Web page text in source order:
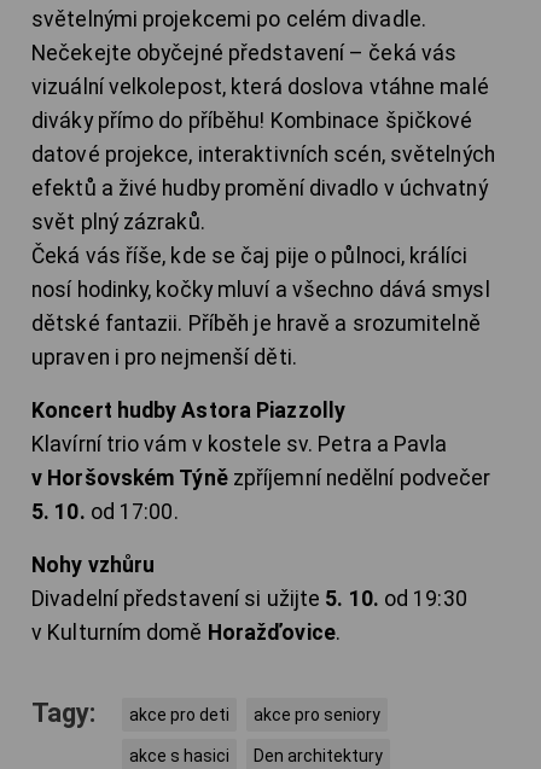
světelnými projekcemi po celém divadle.
Nečekejte obyčejné představení – čeká vás
vizuální velkolepost, která doslova vtáhne malé
diváky přímo do příběhu! Kombinace špičkové
datové projekce, interaktivních scén, světelných
efektů a živé hudby promění divadlo v úchvatný
svět plný zázraků.
Čeká vás říše, kde se čaj pije o půlnoci, králíci
nosí hodinky, kočky mluví a všechno dává smysl
dětské fantazii. Příběh je hravě a srozumitelně
upraven i pro nejmenší děti.
Koncert hudby Astora Piazzolly
Klavírní trio vám v kostele sv. Petra a Pavla
v Horšovském Týnězpříjemní nedělní podvečer
5. 10. od 17:00.
Nohy vzhůru
Divadelní představení si užijte 5. 10. od 19:30
v Kulturním domě Horažďovice.
Tagy: akce pro deti akce pro seniory
akce s hasici Den architektury